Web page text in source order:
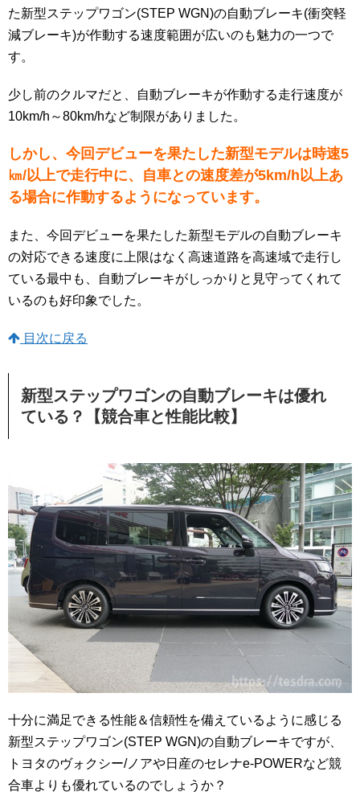
た新型ステップワゴン(STEP WGN)の自動ブレーキ(衝突軽
減ブレーキ)が作動する速度範囲が広いのも魅力の一つで
す。
少し前のクルマだと、自動ブレーキが作動する走行速度が
10km/h～80km/hなど制限がありました。
しかし、今回デビューを果たした新型モデルは時速5
㎞/以上で走行中に、自車との速度差が5km/h以上あ
る場合に作動するようになっています。
また、今回デビューを果たした新型モデルの自動ブレーキ
の対応できる速度に上限はなく高速道路を高速域で走行し
ている最中も、自動ブレーキがしっかりと見守ってくれて
いるのも好印象でした。
目次に戻る
新型ステップワゴンの自動ブレーキは優れ
ている？【競合車と性能比較】
十分に満足できる性能＆信頼性を備えているように感じる
新型ステップワゴン(STEP WGN)の自動ブレーキですが、
トヨタのヴォクシー/ノアや日産のセレナe-POWERなど競
合車よりも優れているのでしょうか？